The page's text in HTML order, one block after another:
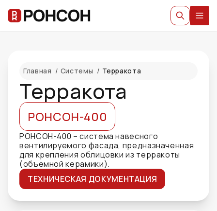
Главная / Системы / Терракота
Терракота
РОНСОН-400
РОНСОН-400 – система навесного
вентилируемого фасада, предназначенная
для крепления облицовки из терракоты
(объемной керамики).
ТЕХНИЧЕСКАЯ ДОКУМЕНТАЦИЯ